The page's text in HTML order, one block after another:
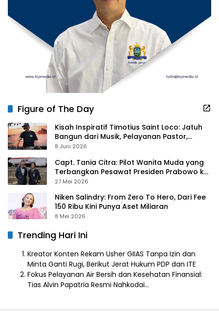
Figure of The Day
Kisah Inspiratif Timotius Saint Loco: Jatuh
Bangun dari Musik, Pelayanan Pastor,
hingga Gurita Bisnis Sambal Babon
8 Juni 2026
Capt. Tania Citra: Pilot Wanita Muda yang
Terbangkan Pesawat Presiden Prabowo ke
Prancis
27 Mei 2026
Niken Salindry: From Zero To Hero, Dari Fee
150 Ribu Kini Punya Aset Miliaran
8 Mei 2026
Trending Hari Ini
Kreator Konten Rekam Usher GIIAS Tanpa Izin dan
Minta Ganti Rugi, Berikut Jerat Hukum PDP dan ITE
Fokus Pelayanan Air Bersih dan Kesehatan Finansial:
Tias Alvin Papatria Resmi Nahkodai…